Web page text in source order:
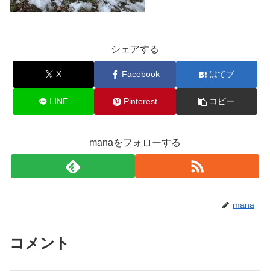
シェアする
X Facebook はてブ
LINE Pinterest コピー
manaをフォローする
mana
コメント